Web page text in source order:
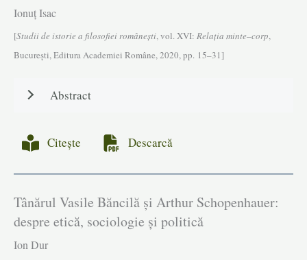
Ionuț Isac
[Studii de istorie a filosofiei româneşti, vol. XVI: Relația minte–corp,
Bucureşti, Editura Academiei Române, 2020, pp. 15–31]
Abstract
Citește Descarcă
Tânărul Vasile Băncilă și Arthur Schopenhauer:
despre etică, sociologie și politică
Ion Dur